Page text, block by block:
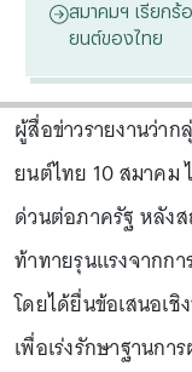
สมาคมฯ เรียกร้
ยนต์ของไทย
ผู้สื่อข่าวรายงานว่า
ยนต์ไทย 10 สมาคม
ด่วนต่อภาครัฐ หลัง
ท้าทายรุนแรงจากกา
โดยได้ยื่นข้อเสนอเชิ
เพื่อเร่งรักษาฐานก